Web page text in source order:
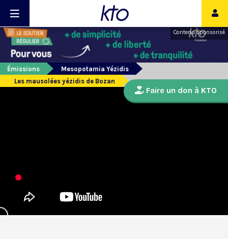
Contenu sponsorisé
Émissions
Mesopotamia Yézidis
Les mausolées yézidis de Bozan
Faire un don à KTO